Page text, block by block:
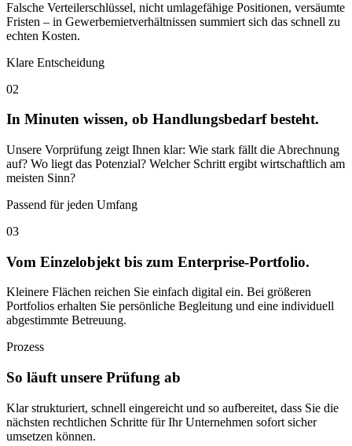
Falsche Verteilerschlüssel, nicht umlagefähige Positionen, versäumte
Fristen – in Gewerbemietverhältnissen summiert sich das schnell zu
echten Kosten.
Klare Entscheidung
02
In Minuten wissen, ob Handlungsbedarf besteht.
Unsere Vorprüfung zeigt Ihnen klar: Wie stark fällt die Abrechnung
auf? Wo liegt das Potenzial? Welcher Schritt ergibt wirtschaftlich am
meisten Sinn?
Passend für jeden Umfang
03
Vom Einzelobjekt bis zum Enterprise-Portfolio.
Kleinere Flächen reichen Sie einfach digital ein. Bei größeren
Portfolios erhalten Sie persönliche Begleitung und eine individuell
abgestimmte Betreuung.
Prozess
So läuft unsere Prüfung ab
Klar strukturiert, schnell eingereicht und so aufbereitet, dass Sie die
nächsten rechtlichen Schritte für Ihr Unternehmen sofort sicher
umsetzen können.